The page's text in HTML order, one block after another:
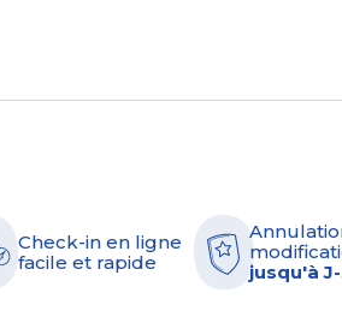
Check-in en ligne
facile et rapide
jusqu'à